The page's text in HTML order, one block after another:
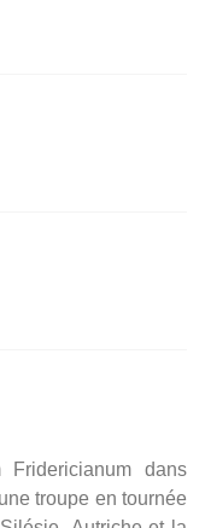
dans
troupe en tournée